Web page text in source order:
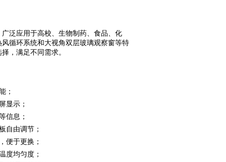
泛应用于高校、生物制药、食品、化
循环系统和大视角双层玻璃观察窗等特
，满足不同需求。
；
显示；
信息；
自由调节；
便于更换；
度均匀度；